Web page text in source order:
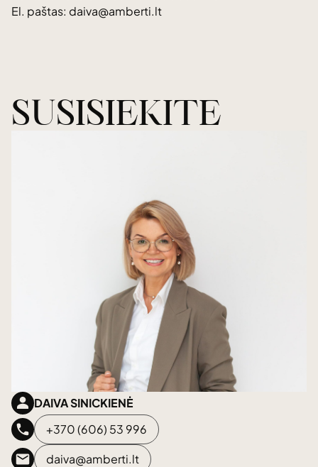
El. paštas: daiva@amberti.lt
SUSISIEKITE
DAIVA SINICKIENĖ
+370 (606) 53 996
daiva@amberti.lt